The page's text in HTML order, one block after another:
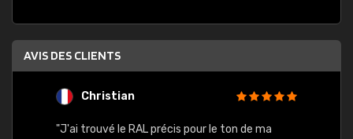
AVIS DES CLIENTS
Christian
"J'ai trouvé le RAL précis pour le ton de ma